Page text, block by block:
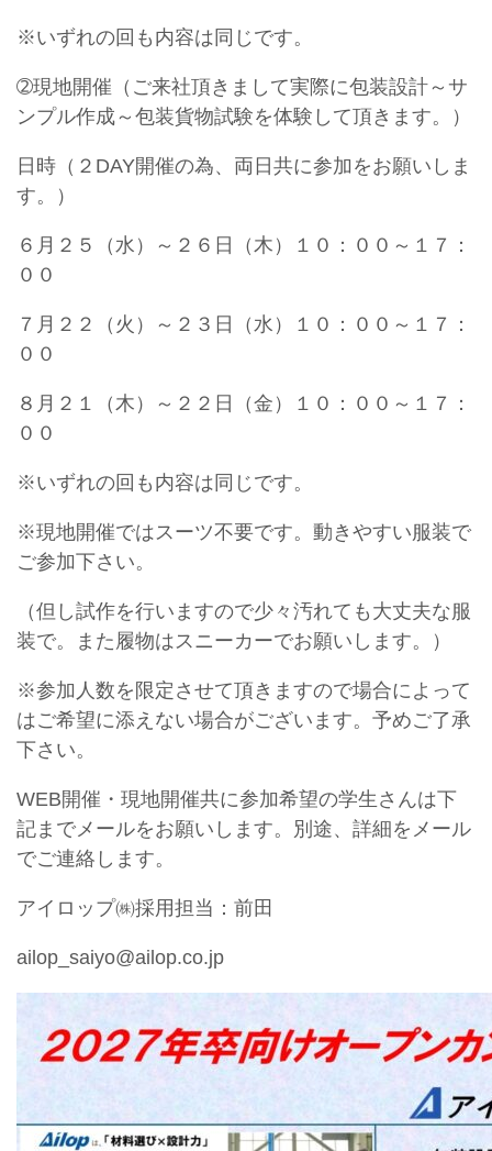
※いずれの回も内容は同じです。
➁現地開催（ご来社頂きまして実際に包装設計～サ
ンプル作成～包装貨物試験を体験して頂きます。）
日時（２DAY開催の為、両日共に参加をお願いしま
す。）
６月２５（水）～２６日（木）１０：００～１７：
００
７月２２（火）～２３日（水）１０：００～１７：
００
８月２１（木）～２２日（金）１０：００～１７：
００
※いずれの回も内容は同じです。
※現地開催ではスーツ不要です。動きやすい服装で
ご参加下さい。
（但し試作を行いますので少々汚れても大丈夫な服
装で。また履物はスニーカーでお願いします。）
※参加人数を限定させて頂きますので場合によって
はご希望に添えない場合がございます。予めご了承
下さい。
WEB開催・現地開催共に参加希望の学生さんは下
記までメールをお願いします。別途、詳細をメール
でご連絡します。
アイロップ㈱採用担当：前田
ailop_saiyo@ailop.co.jp